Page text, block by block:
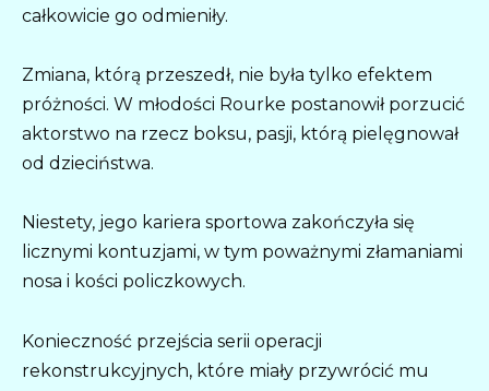
całkowicie go odmieniły.
Zmiana, którą przeszedł, nie była tylko efektem
próżności. W młodości Rourke postanowił porzucić
aktorstwo na rzecz boksu, pasji, którą pielęgnował
od dzieciństwa.
Niestety, jego kariera sportowa zakończyła się
licznymi kontuzjami, w tym poważnymi złamaniami
nosa i kości policzkowych.
Konieczność przejścia serii operacji
rekonstrukcyjnych, które miały przywrócić mu